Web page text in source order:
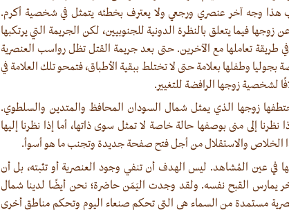
هذا وجه آخر عنصري ورجعي ولا يعترف بخطئه يتمثل في شخصية أكرم.
فيما يتعلق بالنظرة الدونية للجنوبيين، لكن الجريمة التي يرتكبها
في طريقة تعاملها مع الآخرين. حتى بعد جريمة القتل تظل رواسب العنصرية
بجوليا وطفلها بعلامة حتى لا تختلط ببقية الأطباق، فتمحو تلك العلامة في
لشخصية زوجها الرافضة للتغيير.
زوجها الذي يمثل شمال السودان المحافظ والمتدين والسلطوي.
نظرنا إلى منى بوصفها حالة خاصة لا تمثل سوى ذاتها، أما إذا نظرنا إليها
الخلاص والاستقلال من أجل فتح صفحة جديدة وتجنب ما هو أسوأ.
في عين المُشاهد. ليس الهدف أن تنفي وجود العنصرية أو تثبته، بل أن
يمارس القبح نفسه. ولقد وجدت اليَمَن حاضرة؛ نحن أيضًا لدينا شمال
مستمدة من السماء هي التي تحكم صنعاء اليوم وتحكم مناطق أخرى